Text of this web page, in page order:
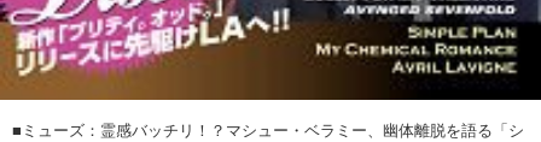
■ミューズ：霊感バッチリ！？マシュー・ベラミー、幽体離脱を語る「シ